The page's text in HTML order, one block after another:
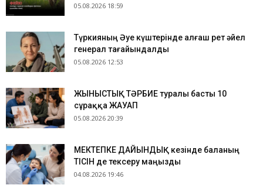
05.08.2026 18:59
Түркияның Әуе күштерінде алғаш рет әйел
генерал тағайындалды
05.08.2026 12:53
ЖЫНЫСТЫҚ ТӘРБИЕ туралы басты 10
сұраққа ЖАУАП
05.08.2026 20:39
МЕКТЕПКЕ ДАЙЫНДЫҚ кезінде баланың
ТІСІН де тексеру маңызды
04.08.2026 19:46